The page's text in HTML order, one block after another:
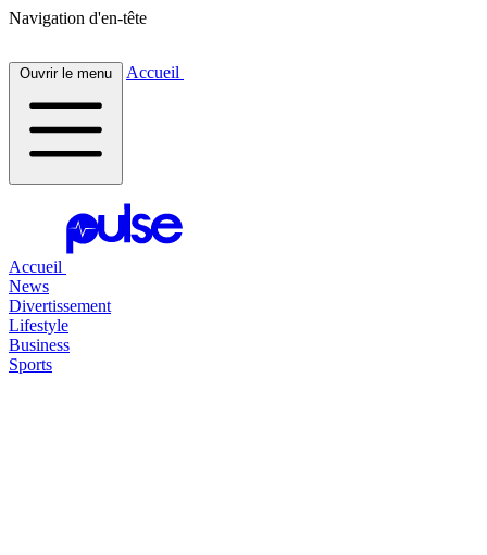
Navigation d'en-tête
Ouvrir le menu Accueil
Accueil
News
Divertissement
Lifestyle
Business
Sports